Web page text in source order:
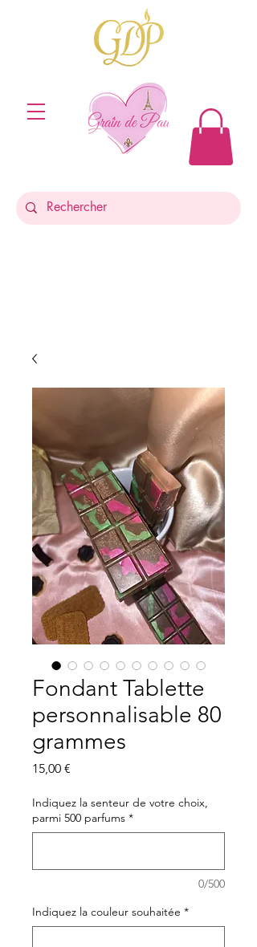
Fondant Tablette
personnalisable 80
grammes
15,00 €
Indiquez la senteur de votre choix,
parmi 500 parfums *
0/500
Indiquez la couleur souhaitée *